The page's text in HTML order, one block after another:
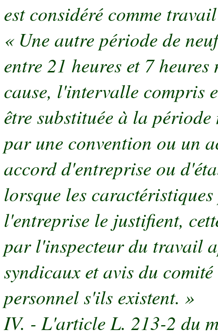
est considéré comme
« Une autre période de
entre 21 heures et 7
cause, l'intervalle compris
être substituée à la
par une convention ou un
accord d'entreprise ou
lorsque les
l'entreprise le justifient,
par l'inspecteur du travail
syndicaux et avis du
personnel s'ils existent. »
IV. - L'article L. 213-2 du